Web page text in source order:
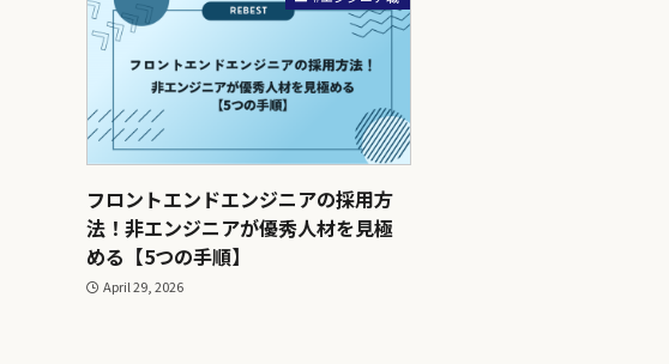
フロントエンドエンジニアの採用方
法！非エンジニアが優秀人材を見極
める【5つの手順】
April 29, 2026